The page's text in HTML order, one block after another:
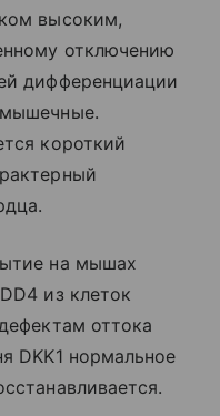
высоким,
отключению
дифференциации
мышечные.
короткий
на мышах
из клеток
оттока
DKK1 нормальное